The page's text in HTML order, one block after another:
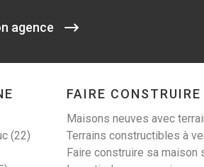
agence
(22)
FAIRE
Maisons neuves avec
Terrains constructibles à
Faire construire sa maison